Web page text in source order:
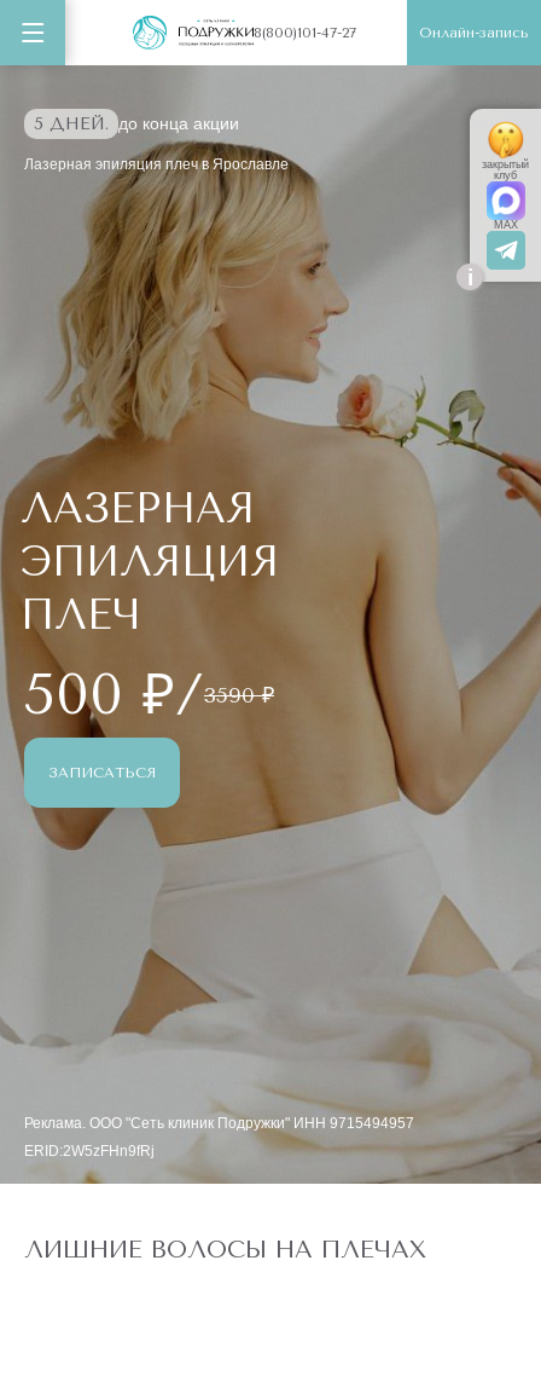
8(800)101-47-27 Онлайн-запись
5 ДНЕЙ. до конца акции
Лазерная эпиляция плеч в Ярославле
ЛАЗЕРНАЯ
ЭПИЛЯЦИЯ
ПЛЕЧ
500 ₽/3590 ₽
ЗАПИСАТЬСЯ
Реклама. ООО "Сеть клиник Подружки" ИНН 9715494957
ERID:2W5zFHn9fRj
ЛИШНИЕ ВОЛОСЫ НА ПЛЕЧАХ
i
закрытый
клуб
MAX